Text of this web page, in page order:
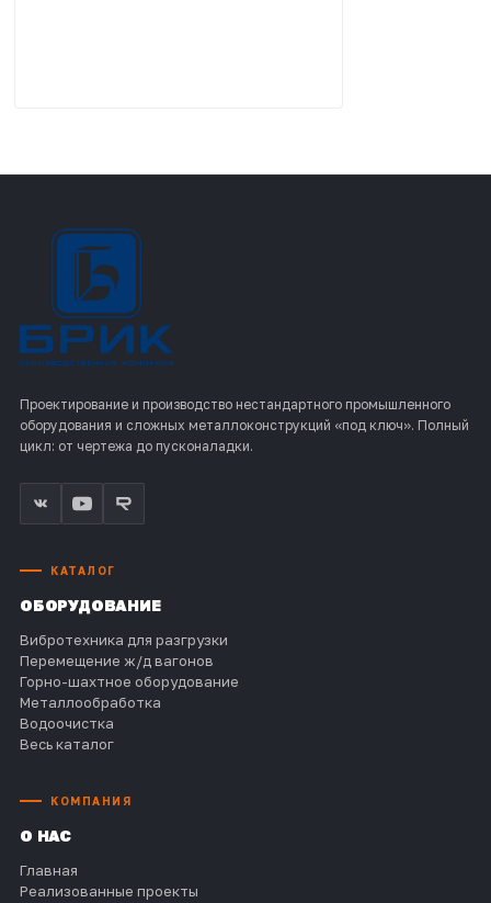
Проектирование и производство нестандартного промышленного
оборудования и сложных металлоконструкций «под ключ». Полный
цикл: от чертежа до пусконаладки.
КАТАЛОГ
ОБОРУДОВАНИЕ
Вибротехника для разгрузки
Перемещение ж/д вагонов
Горно-шахтное оборудование
Металлообработка
Водоочистка
Весь каталог
КОМПАНИЯ
О НАС
Главная
Реализованные проекты